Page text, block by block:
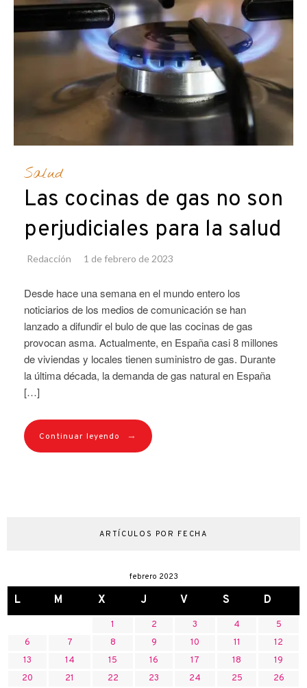
Salud
Las cocinas de gas no son
perjudiciales para la salud
Redacción 1 de febrero de 2023
Desde hace una semana en el mundo entero los
noticiarios de los medios de comunicación se han
lanzado a difundir el bulo de que las cocinas de gas
provocan asma. Actualmente, en España casi 8 millones
de viviendas y locales tienen suministro de gas. Durante
la última década, la demanda de gas natural en España
[…]
Continuar leyendo →
ARTÍCULOS POR FECHA
febrero 2023
L M X J V S D
1 2 3 4
5
6
7 8 9 10 11
12
13
14 15 16 17 18
19
20
21 22 23 24 25
26